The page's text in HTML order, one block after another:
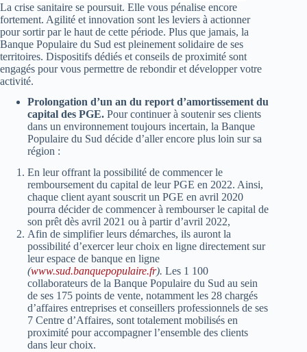
La crise sanitaire se poursuit. Elle vous pénalise encore
fortement. Agilité et innovation sont les leviers à actionner
pour sortir par le haut de cette période. Plus que jamais, la
Banque Populaire du Sud est pleinement solidaire de ses
territoires. Dispositifs dédiés et conseils de proximité sont
engagés pour vous permettre de rebondir et développer votre
activité.
Prolongation d’un an du report d’amortissement du
capital des PGE. Pour continuer à soutenir ses clients
dans un environnement toujours incertain, la Banque
Populaire du Sud décide d’aller encore plus loin sur sa
région :
En leur offrant la possibilité de commencer le
remboursement du capital de leur PGE en 2022. Ainsi,
chaque client ayant souscrit un PGE en avril 2020
pourra décider de commencer à rembourser le capital de
son prêt dès avril 2021 ou à partir d’avril 2022,
Afin de simplifier leurs démarches, ils auront la
possibilité d’exercer leur choix en ligne directement sur
leur espace de banque en ligne
(www.sud.banquepopulaire.fr). Les 1 100
collaborateurs de la Banque Populaire du Sud au sein
de ses 175 points de vente, notamment les 28 chargés
d’affaires entreprises et conseillers professionnels de ses
7 Centre d’Affaires, sont totalement mobilisés en
proximité pour accompagner l’ensemble des clients
dans leur choix.